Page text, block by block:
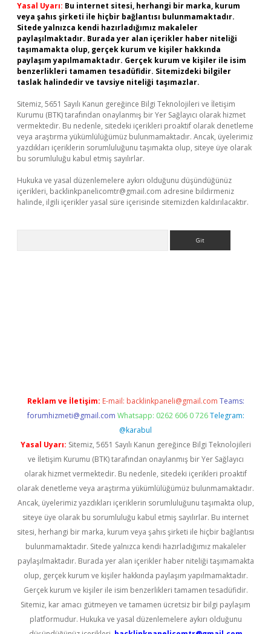
Yasal Uyarı: Bu internet sitesi, herhangi bir marka, kurum
veya şahıs şirketi ile hiçbir bağlantısı bulunmamaktadır.
Sitede yalnızca kendi hazırladığımız makaleler
paylaşılmaktadır. Burada yer alan içerikler haber niteliği
taşımamakta olup, gerçek kurum ve kişiler hakkında
paylaşım yapılmamaktadır. Gerçek kurum ve kişiler ile isim
benzerlikleri tamamen tesadüfidir. Sitemizdeki bilgiler
taslak halindedir ve tavsiye niteliği taşımazlar.
Sitemiz, 5651 Sayılı Kanun gereğince Bilgi Teknolojileri ve İletişim
Kurumu (BTK) tarafından onaylanmış bir Yer Sağlayıcı olarak hizmet
vermektedir. Bu nedenle, sitedeki içerikleri proaktif olarak denetleme
veya araştırma yükümlülüğümüz bulunmamaktadır. Ancak, üyelerimiz
yazdıkları içeriklerin sorumluluğunu taşımakta olup, siteye üye olarak
bu sorumluluğu kabul etmiş sayılırlar.
Hukuka ve yasal düzenlemelere aykırı olduğunu düşündüğünüz
içerikleri, backlinkpanelicomtr@gmail.com adresine bildirmeniz
halinde, ilgili içerikler yasal süre içerisinde sitemizden kaldırılacaktır.
Reklam ve İletişim: E-mail: backlinkpaneli@gmail.com Teams:
forumhizmeti@gmail.com Whatsapp: 0262 606 0 726 Telegram:
@karabul
Yasal Uyarı: Sitemiz, 5651 Sayılı Kanun gereğince Bilgi Teknolojileri
ve İletişim Kurumu (BTK) tarafından onaylanmış bir Yer Sağlayıcı
olarak hizmet vermektedir. Bu nedenle, sitedeki içerikleri proaktif
olarak denetleme veya araştırma yükümlülüğümüz bulunmamaktadır.
Ancak, üyelerimiz yazdıkları içeriklerin sorumluluğunu taşımakta olup,
siteye üye olarak bu sorumluluğu kabul etmiş sayılırlar. Bu internet
sitesi, herhangi bir marka, kurum veya şahıs şirketi ile hiçbir bağlantısı
bulunmamaktadır. Sitede yalnızca kendi hazırladığımız makaleler
paylaşılmaktadır. Burada yer alan içerikler haber niteliği taşımamakta
olup, gerçek kurum ve kişiler hakkında paylaşım yapılmamaktadır.
Gerçek kurum ve kişiler ile isim benzerlikleri tamamen tesadüfidir.
Sitemiz, kar amacı gütmeyen ve tamamen ücretsiz bir bilgi paylaşım
platformudur. Hukuka ve yasal düzenlemelere aykırı olduğunu